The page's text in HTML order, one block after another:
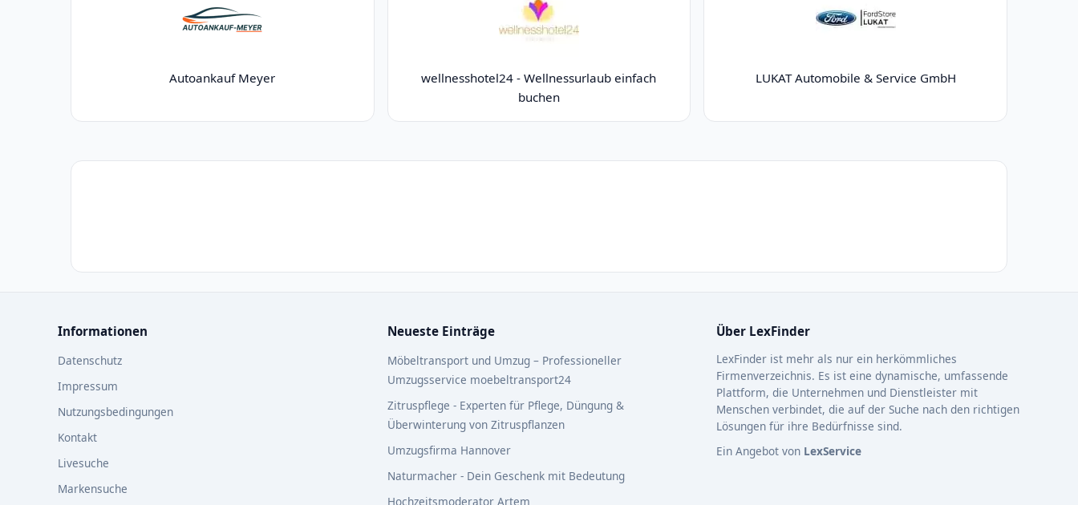
Autoankauf Meyer
wellnesshotel24 - Wellnessurlaub einfach
buchen
LUKAT Automobile & Service GmbH
Informationen
Datenschutz
Impressum
Nutzungsbedingungen
Kontakt
Livesuche
Markensuche
Neueste Einträge
Möbeltransport und Umzug – Professioneller
Umzugsservice moebeltransport24
Zitruspflege - Experten für Pflege, Düngung &
Überwinterung von Zitruspflanzen
Umzugsfirma Hannover
Naturmacher - Dein Geschenk mit Bedeutung
Hochzeitsmoderator Artem
Über LexFinder
LexFinder ist mehr als nur ein herkömmliches
Firmenverzeichnis. Es ist eine dynamische, umfassende
Plattform, die Unternehmen und Dienstleister mit
Menschen verbindet, die auf der Suche nach den richtigen
Lösungen für ihre Bedürfnisse sind.
Ein Angebot von LexService